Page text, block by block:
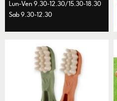
Lun-Ven 9.30-12.30/15.30-18.30
Sab 9.30-12.30